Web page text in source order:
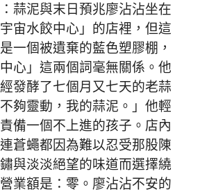
蒜泥與末日預兆廖沾沾坐在
宙水餃中心」的店裡，但這
一個被遺棄的藍色塑膠棚，
心」這兩個詞毫無關係。他
發酵了七個月又七天的老蒜
夠靈動，我的蒜泥。」他輕
備一個不上進的孩子。店內
蒼蠅都因為難以忍受那股陳
與淡淡絕望的味道而選擇繞
業額是：零。廖沾沾不安的